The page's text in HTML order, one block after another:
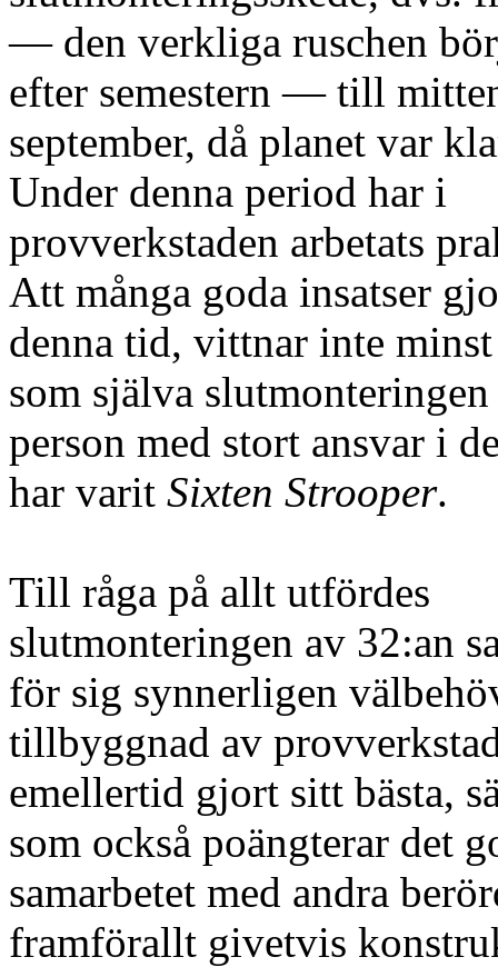
— den verkliga ruschen
efter semestern — till
september, då planet var
Under denna period har i
provverkstaden arbetats
Att många goda insatser
denna tid, vittnar inte
som själva
person med stort ansvar i
har varit Sixten Strooper.
Till råga på allt utfördes
slutmonteringen av 32:an
för sig synnerligen
tillbyggnad av
emellertid gjort sitt bästa,
som också poängterar det
samarbetet med andra
framförallt givetvis